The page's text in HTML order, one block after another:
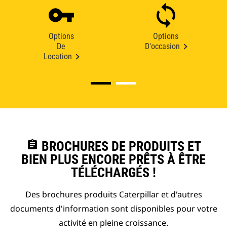
Options
De
Location
Options
D'occasion
assignment BROCHURES DE PRODUITS ET
BIEN PLUS ENCORE PRÊTS À ÊTRE
TÉLÉCHARGÉS !
Des brochures produits Caterpillar et d'autres
documents d'information sont disponibles pour votre
activité en pleine croissance.